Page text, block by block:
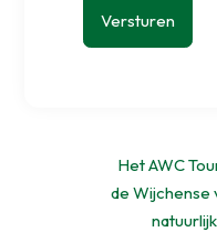
Het AWC
de Wijchense